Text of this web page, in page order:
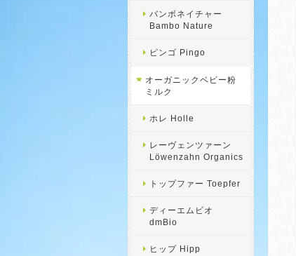
バンボネイチャー
Bambo Nature
ピンゴ Pingo
オーガニックベビー粉
ミルク
ホレ Holle
レーヴェンツァーン
Löwenzahn Organics
トップファー Toepfer
ディーエムビオ
dmBio
ヒップ Hipp